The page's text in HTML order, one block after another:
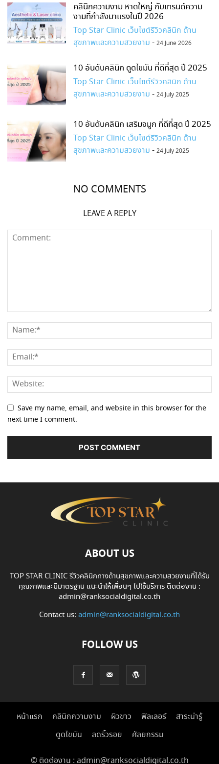
คลินิกความงาม หาดใหญ่ กับเทรนด์ความ
งามที่กำลังมาแรงในปี 2026
Top Star Clinic เว็บไซต์รีวิวคลินิก ด้าน
สุขภาพและความสวยงาม - 24 June 2026
10 อันดับคลินิก ดูดไขมัน ที่ดีที่สุด ปี 2025
Top Star Clinic เว็บไซต์รีวิวคลินิก ด้าน
สุขภาพและความสวยงาม - 24 July 2025
10 อันดับคลินิก เสริมจมูก ที่ดีที่สุด ปี 2025
Top Star Clinic เว็บไซต์รีวิวคลินิก ด้าน
สุขภาพและความสวยงาม - 24 July 2025
NO COMMENTS
LEAVE A REPLY
Save my name, email, and website in this browser for the
next time I comment.
ABOUT US
TOP STAR CLINIC รีวิวคลินิกทางด้านสุขภาพและความสวยงามที่ได้รับ
คุณภาพและมีมาตรฐาน แนะนำให้เพื่อนๆ ไปใช้บริการ ติดต่องาน :
admin@ranksocialdigital.co.th
Contact us: admin@ranksocialdigital.co.th
FOLLOW US
หน้าแรก คลินิกความงาม ผิวขาว ฟิลเลอร์
สาระน่ารู้
ดูดไขมัน
ลดริ้วรอย ศัลยกรรม
© ติดต่องาน : admin@ranksocialdigital.co.th